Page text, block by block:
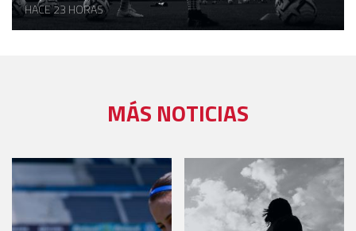
HACE 23 HORAS
MÁS NOTICIAS